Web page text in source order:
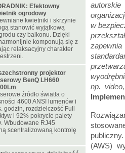
w
np.
(AWS)
Efektowny
ogrodowy
kwietniki i skrzynie
stanowić wyjątkową
czy balkonu. Dzięki
komponują się z
relaksacyjny charakter
projektor
BenQ LH660
źródło światła o
4600 ANSI lumenów i
godzin, rozdzielczość Full
i 92% pokrycie palety
Wbudowane RJ45
scentralizowaną kontrolę